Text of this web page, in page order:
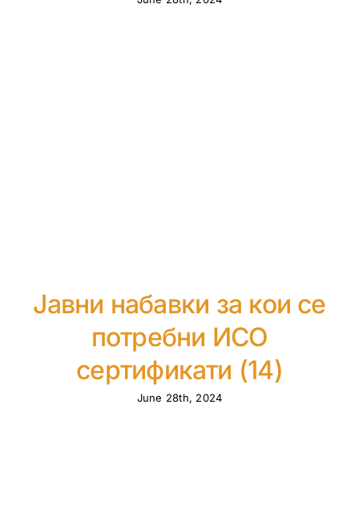
Јавни набавки за кои се
потребни ИСО
сертификати (14)
June 28th, 2024